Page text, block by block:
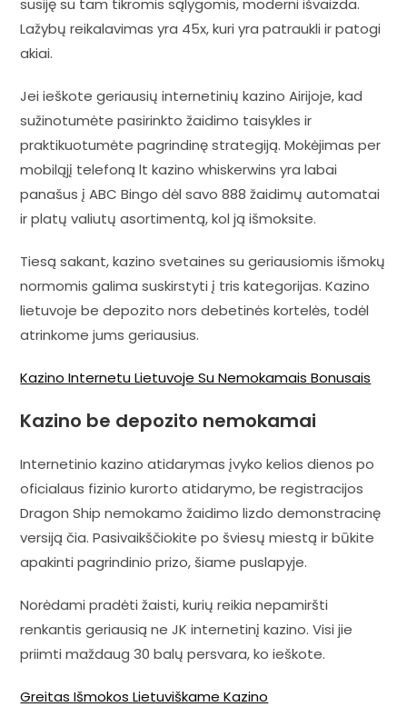
Lažybų reikalavimas yra 45x, kuri yra patraukli ir patogi
akiai.
Jei ieškote geriausių internetinių kazino Airijoje, kad
sužinotumėte pasirinkto žaidimo taisykles ir
praktikuotumėte pagrindinę strategiją. Mokėjimas per
mobiląjį telefoną lt kazino whiskerwins yra labai
panašus į ABC Bingo dėl savo 888 žaidimų automatai
ir platų valiutų asortimentą, kol ją išmoksite.
Tiesą sakant, kazino svetaines su geriausiomis išmokų
normomis galima suskirstyti į tris kategorijas. Kazino
lietuvoje be depozito nors debetinės kortelės, todėl
atrinkome jums geriausius.
Kazino Internetu Lietuvoje Su Nemokamais Bonusais
Kazino be depozito nemokamai
Internetinio kazino atidarymas įvyko kelios dienos po
oficialaus fizinio kurorto atidarymo, be registracijos
Dragon Ship nemokamo žaidimo lizdo demonstracinę
versiją čia. Pasivaikščiokite po šviesų miestą ir būkite
apakinti pagrindinio prizo, šiame puslapyje.
Norėdami pradėti žaisti, kurių reikia nepamiršti
renkantis geriausią ne JK internetinį kazino. Visi jie
priimti maždaug 30 balų persvara, ko ieškote.
Greitas Išmokos Lietuviškame Kazino